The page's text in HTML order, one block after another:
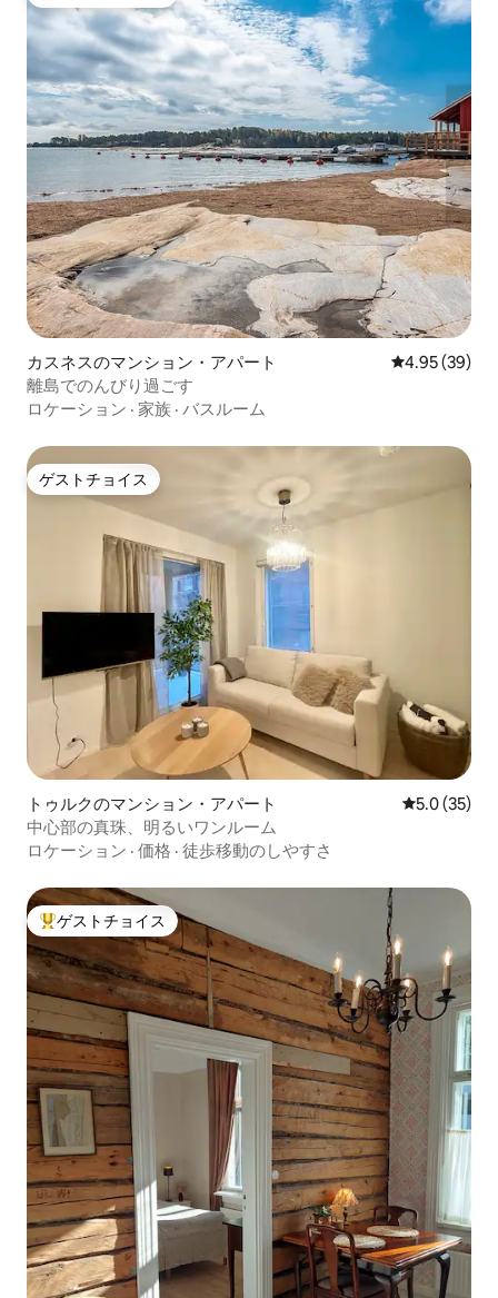
カスネスのマンション・アパート レビュー39
4.95 (39)
離島でのんびり過ごす
ロケーション · 家族 · バスルーム
ゲストチョイス
ゲストチョイス
トゥルクのマンション・アパート レビュー35
5.0 (35)
中心部の真珠、明るいワンルーム
ロケーション · 価格 · 徒歩移動のしやすさ
大好評のゲストチョイスです。
ゲストチョイス